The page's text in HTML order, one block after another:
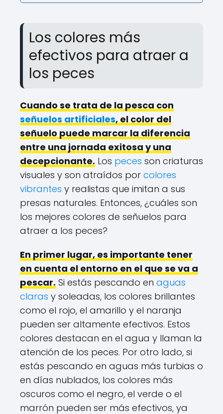
Los colores más
efectivos para atraer a
los peces
Cuando se trata de la pesca con
señuelos artificiales, el color del
señuelo puede marcar la diferencia
entre una jornada exitosa y una
decepcionante. Los peces son criaturas
visuales y son atraídos por colores
vibrantes y realistas que imitan a sus
presas naturales. Entonces, ¿cuáles son
los mejores colores de señuelos para
atraer a los peces?
En primer lugar, es importante tener
en cuenta el entorno en el que se va a
pescar. Si estás pescando en aguas
claras y soleadas, los colores brillantes
como el rojo, el amarillo y el naranja
pueden ser altamente efectivos. Estos
colores destacan en el agua y llaman la
atención de los peces. Por otro lado, si
estás pescando en aguas más turbias o
en días nublados, los colores más
oscuros como el negro, el verde o el
marrón pueden ser más efectivos, ya